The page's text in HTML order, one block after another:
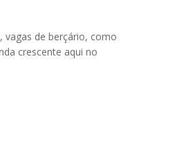
vagas de berçário, como
crescente aqui no